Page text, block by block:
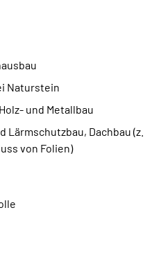
Naturstein
und Metallbau
Lärmschutzbau, Dachbau (z.
von Folien)